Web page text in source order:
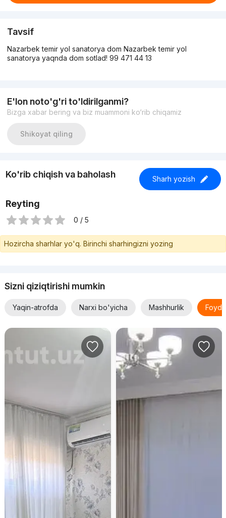
Tavsif
Nazarbek temir yol sanatorya dom Nazarbek temir yol
sanatorya yaqnda dom sotlad! 99 471 44 13
E'lon noto'g'ri to'ldirilganmi?
Bizga xabar bering va biz muammoni ko‘rib chiqamiz
Shikoyat qiling
Ko'rib chiqish va baholash Sharh yozish
Reyting
0 / 5
Hozircha sharhlar yo'q. Birinchi sharhingizni yozing
Sizni qiziqtirishi mumkin
Yaqin-atrofda Narxi bo'yicha Mashhurlik